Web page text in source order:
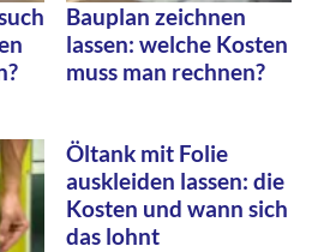
Bauplan zeichnen
lassen: welche Kosten
muss man rechnen?
Öltank mit Folie
auskleiden lassen: die
Kosten und wann sich
das lohnt